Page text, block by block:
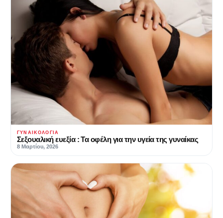
ΓΥΝΑΙΚΟΛΟΓΊΑ
Σεξουαλική ευεξία : Τα οφέλη για την υγεία της γυναίκας
8 Μαρτίου, 2026